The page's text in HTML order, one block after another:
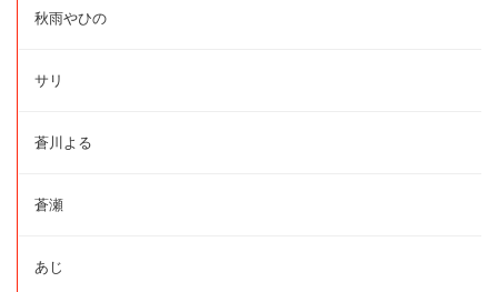
秋雨やひの
サリ
蒼川よる
蒼瀬
あじ